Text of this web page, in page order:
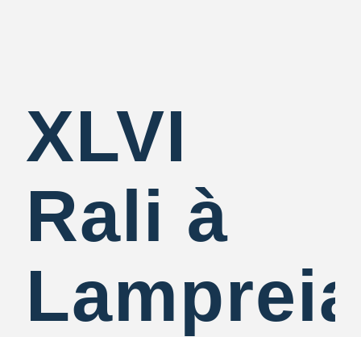
XLVI
Rali à
Lampreia